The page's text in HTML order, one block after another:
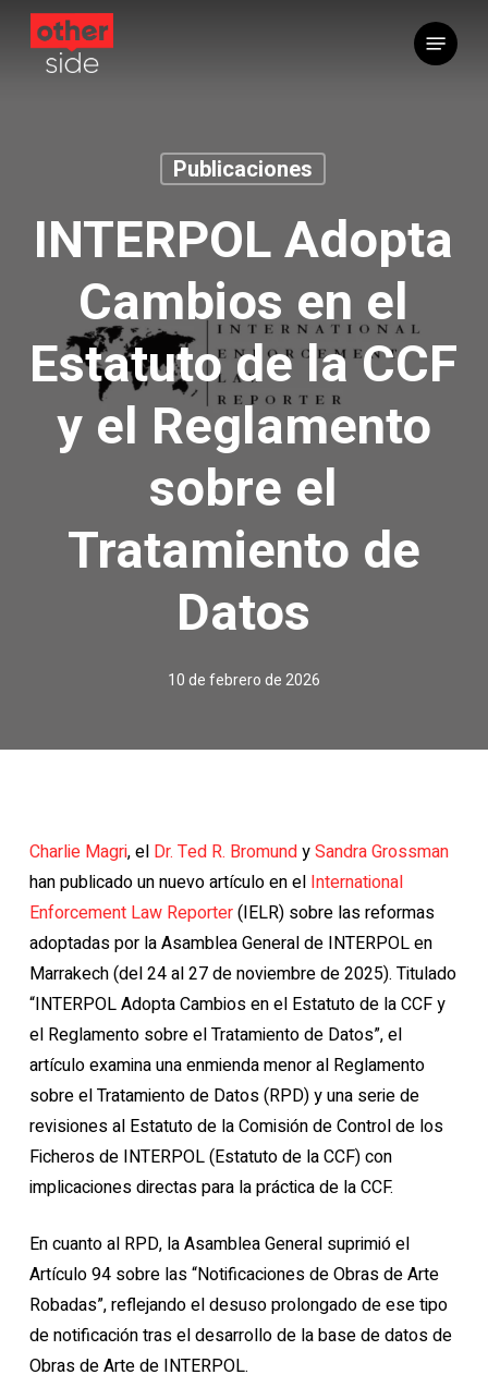
Saltar
contenido
Menú
Publicaciones
INTERPOL Adopta
Cambios en el
Estatuto de la CCF
y el Reglamento
sobre el
Tratamiento de
Datos
10 de febrero de 2026
Charlie Magri, el Dr. Ted R. BromundySandra Grossman
han publicado un nuevo artículo en el International
Enforcement Law Reporter(IELR) sobre las reformas
adoptadas por la Asamblea General de INTERPOL en
Marrakech (del 24 al 27 de noviembre de 2025). Titulado
“INTERPOL Adopta Cambios en el Estatuto de la CCF y
el Reglamento sobre el Tratamiento de Datos”, el
artículo examina una enmienda menor al Reglamento
sobre el Tratamiento de Datos (RPD) y una serie de
revisiones al Estatuto de la Comisión de Control de los
Ficheros de INTERPOL (Estatuto de la CCF) con
implicaciones directas para la práctica de la CCF.
En cuanto al RPD, la Asamblea General suprimió el
Artículo 94 sobre las “Notificaciones de Obras de Arte
Robadas”, reflejando el desuso prolongado de ese tipo
de notificación tras el desarrollo de la base de datos de
Obras de Arte de INTERPOL.